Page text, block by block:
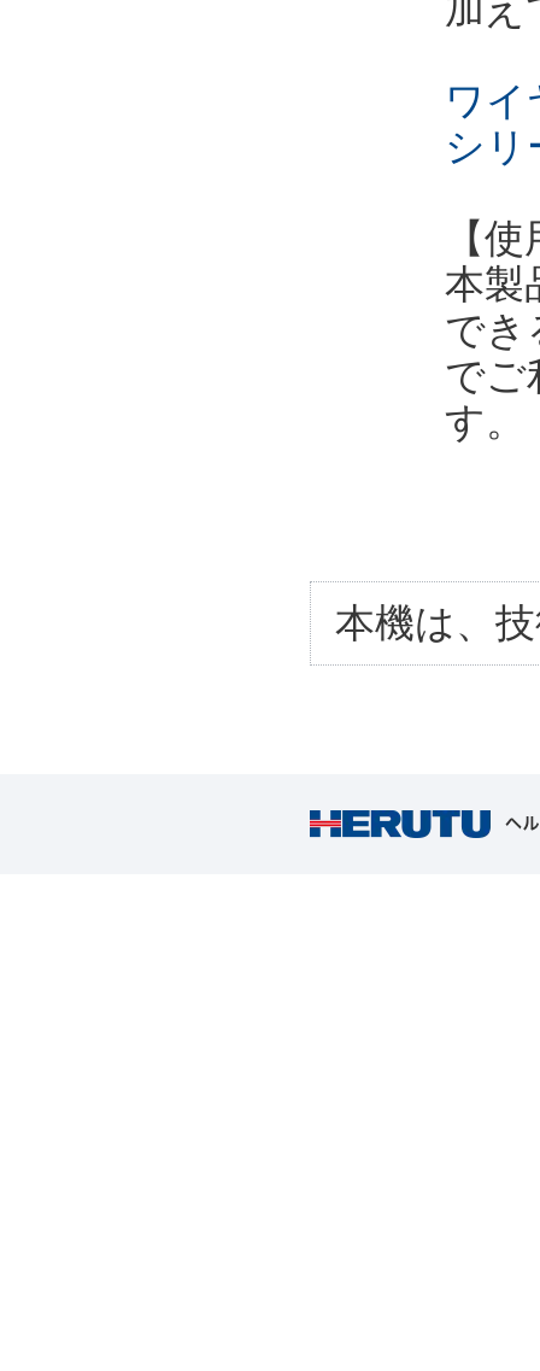
加え
ワイ
シリ
【
本製
でき
でご
す。
本機は、